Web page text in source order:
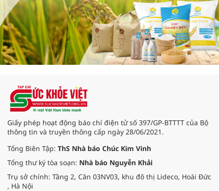
Giấy phép hoạt động báo chí điện tử số 397/GP-BTTTT của Bộ
thông tin và truyền thông cấp ngày 28/06/2021.
Tổng Biên Tập: ThS Nhà báo Chúc Kim Vinh
Tổng thư ký tòa soạn: Nhà báo Nguyễn Khải
Trụ sở chính: Tầng 2, Căn 03NV03, khu đô thị Lideco, Hoài Đức
, Hà Nội